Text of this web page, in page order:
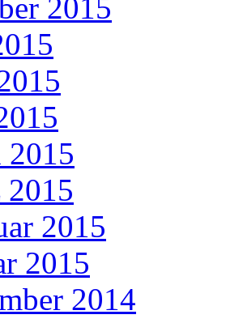
2015
2015
2015
2014